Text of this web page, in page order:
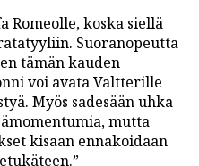
Romeolle, koska siellä
Suoranopeutta
tämän kauden
voi avata Valtterille
Myös sadesään uhka
mutta
kisaan ennakoidaan